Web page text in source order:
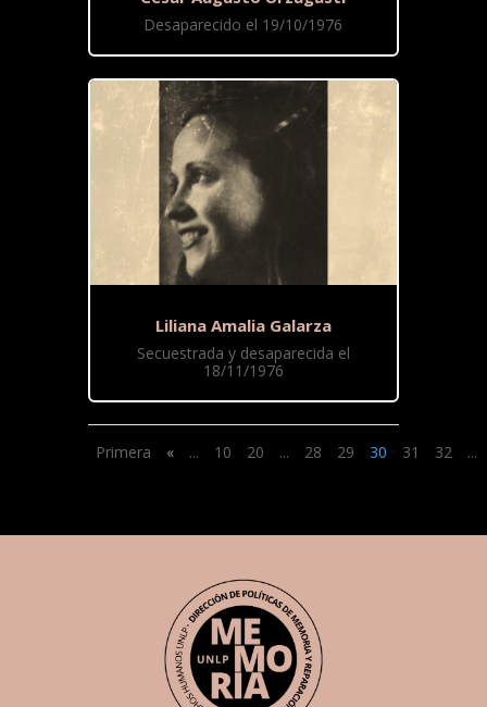
Desaparecido el 19/10/1976
Liliana Amalia Galarza
Secuestrada y desaparecida el
18/11/1976
Primera « ... 10 20 ... 28 29 30 31 32 ...